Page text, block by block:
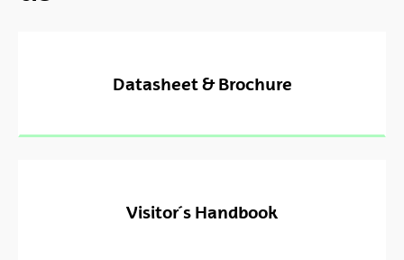
Datasheet & Brochure
Visitor´s Handbook